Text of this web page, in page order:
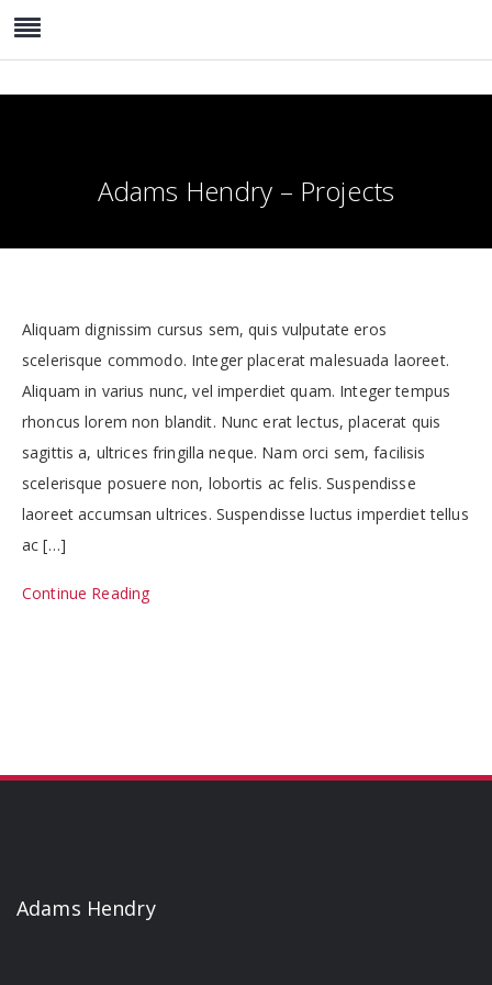
Adams Hendry – Projects
Aliquam dignissim cursus sem, quis vulputate eros
scelerisque commodo. Integer placerat malesuada laoreet.
Aliquam in varius nunc, vel imperdiet quam. Integer tempus
rhoncus lorem non blandit. Nunc erat lectus, placerat quis
sagittis a, ultrices fringilla neque. Nam orci sem, facilisis
scelerisque posuere non, lobortis ac felis. Suspendisse
laoreet accumsan ultrices. Suspendisse luctus imperdiet tellus
ac […]
Continue Reading
Adams Hendry